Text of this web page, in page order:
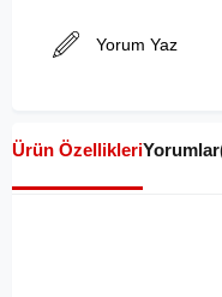
Yorum Yaz
Ürün ÖzellikleriYorumlar